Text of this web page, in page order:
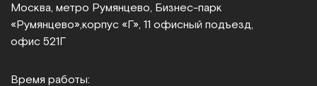
Москва, метро Румянцево, Бизнес‑парк
«Румянцево», корпус «Г», 11 офисный подъезд,
офис 521Г
Время работы: